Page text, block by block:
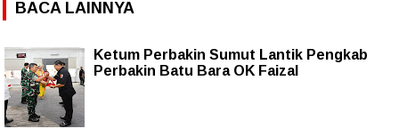
BACA LAINNYA
Ketum Perbakin Sumut Lantik Pengkab
Perbakin Batu Bara OK Faizal